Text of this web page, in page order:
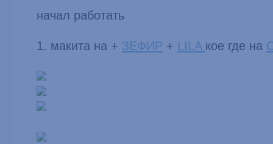
начал работать
1. макита на + ЗЕФИР + LILA кое где на